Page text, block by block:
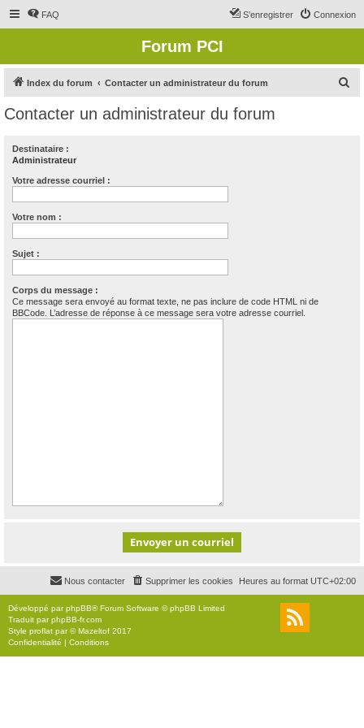
FAQ Connexion
S’enregistrer
Forum PCI
Index du forum Contacter un administrateur du forum
Contacter un administrateur du forum
Destinataire :
Administrateur
Votre adresse courriel :
Votre nom :
Sujet :
Corps du message :
Ce message sera envoyé au format texte, ne pas inclure de code HTML ni de
BBCode. L’adresse de réponse à ce message sera votre adresse courriel.
Heures au format UTC+02:00
Supprimer les cookies
Nous contacter
Développé parphpBB® Forum Software © phpBB Limited
Traduit parphpBB-fr.com
Style proflat par ©Mazeltof 2017
Confidentialité | Conditions